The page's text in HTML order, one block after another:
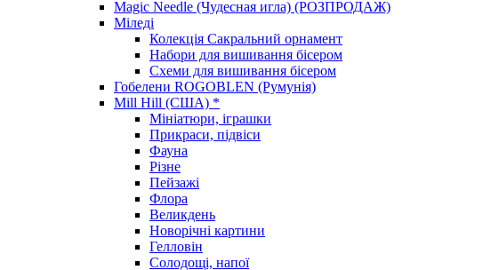
Magic Needle (Чудесная игла) (РОЗПРОДАЖ)
Міледі
Колекція Сакральний орнамент
Набори для вишивання бісером
Схеми для вишивання бісером
Гобелени ROGOBLEN (Румунія)
Mill Hill (США) *
Мініатюри, іграшки
Прикраси, підвіси
Фауна
Різне
Пейзажі
Флора
Великдень
Новорічні картини
Гелловін
Солодощі, напої